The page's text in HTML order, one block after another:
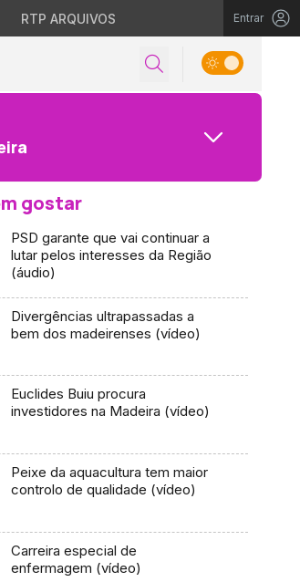
RTP ARQUIVOS Entrar
gostar
PSD garante que vai continuar a
lutar pelos interesses da Região
(áudio)
Divergências ultrapassadas a
bem dos madeirenses (vídeo)
Euclides Buiu procura
investidores na Madeira (vídeo)
Peixe da aquacultura tem maior
controlo de qualidade (vídeo)
Carreira especial de
enfermagem (vídeo)